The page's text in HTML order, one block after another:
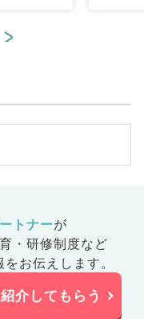
>
トナーが
・研修制度など
お伝えします。
介してもらう